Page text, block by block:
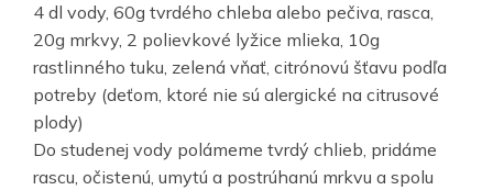
4 dl vody, 60g tvrdého chleba alebo pečiva, rasca,
20g mrkvy, 2 polievkové lyžice mlieka, 10g
rastlinného tuku, zelená vňať, citrónovú šťavu podľa
potreby (deťom, ktoré nie sú alergické na citrusové
plody)
Do studenej vody polámeme tvrdý chlieb, pridáme
rascu, očistenú, umytú a postrúhanú mrkvu a spolu